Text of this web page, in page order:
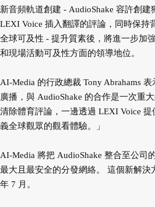
新音頻軌道創建 - AudioShake 容許創
LEXI Voice 插入翻譯的評論，同時保持
全球可及性 - 提升質素後，將進一步加
和現場活動可及性方面的領導地位。
AI-Media 的行政總裁 Tony Abrahams
廣播，與 AudioShake 的合作是一次重
清除體育評論，一邊透過 LEXI Voice
義全球觀眾的觀看體驗。」
AI-Media 將把 AudioShake 整合至公司
最大且最安全的分發網絡。 這個新解決
年 7 月。